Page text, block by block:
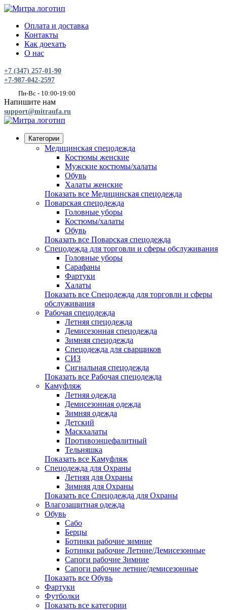
Оплата и доставка
Контакты
Как доехать
О нас
+7 (347) 257-01-90
+7-987-042-2597
Пн-Вс - 10:00-19:00
Напишите нам
support@mitraufa.ru
Категории
Медицинская спецодежда
Костюмы женские
Мужские костюмы/халаты
Обувь
Халаты женские
Показать все Медицинская спецодежда
Поварская спецодежда
Головные уборы
Костюмы/халаты
Обувь
Показать все Поварская спецодежда
Спецодежда для торговли и сферы обслуживания
Головные уборы
Сарафаны
Фартуки
Халаты
Показать все Спецодежда для торговли и сферы
обслуживания
Рабочая спецодежда
Летняя спецодежда
Демисезонная спецодежда
Зимняя спецодежда
Спецодежда для сварщиков
СИЗ
Сигнальная спецодежда
Показать все Рабочая спецодежда
Камуфляж
Летняя одежда
Демисезонная одежда
Зимняя одежда
Детский
Маскхалаты
Противоэнцефалитный
Тельняшка
Показать все Камуфляж
Спецодежда для Охраны
Летняя для Охраны
Зимняя для Охраны
Показать все Спецодежда для Охраны
Влагозащитная одежда
Обувь
Сабо
Берцы
Ботинки рабочие зимние
Ботинки рабочие Летние/Демисезонные
Сапоги рабочие Зимние
Сапоги рабочие летние/демисезонные
Показать все Обувь
Фартуки
Футболки
Показать все категории